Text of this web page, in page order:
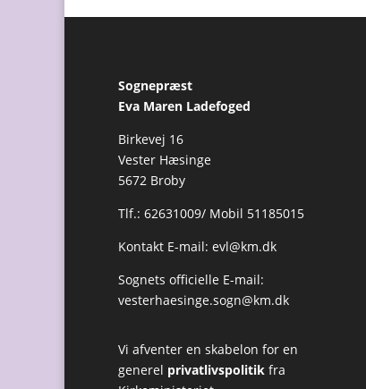
Sognepræst
Eva Maren Ladefoged
Birkevej 16
Vester Hæsinge
5672 Broby
Tlf.: 62631009/ Mobil 51185015
Kontakt E-mail: evl@km.dk
Sognets officielle E-mail:
vesterhaesinge.sogn@km.dk
Vi afventer en skabelon for en
generel privatlivspolitik fra